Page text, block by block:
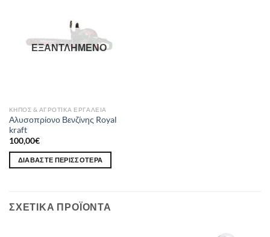
ΕΞΑΝΤΛΗΜΈΝΟ
ΚΉΠΟΣ & ΑΓΡΟΤΙΚΆ ΕΡΓΑΛΕΊΑ
Αλυσοπρίονο Βενζίνης Royal
kraft
100,00€
ΔΙΑΒΆΣΤΕ ΠΕΡΙΣΣΌΤΕΡΑ
ΣΧΕΤΙΚΆ ΠΡΟΪΌΝΤΑ